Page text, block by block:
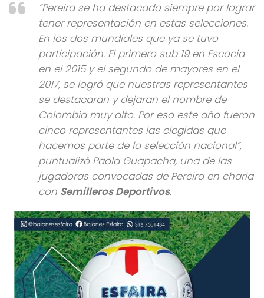
“Pereira se ha destacado siempre por lograr
tener representación en estas selecciones.
En los dos mundiales que ya se tuvo
participación. El primero sub 19 en Escocia
en el 2015 y el segundo de mayores en el
2017, se logró que nuestras representantes
se destacaran y dejaran el nombre de
Colombia muy alto. Por eso este año fueron
cinco representantes las elegidas que
hacemos parte de la selección nacional”,
puntualizó Paola Guapacha, una de las
jugadoras convocadas de Pereira en charla
con Semilleros Deportivos.